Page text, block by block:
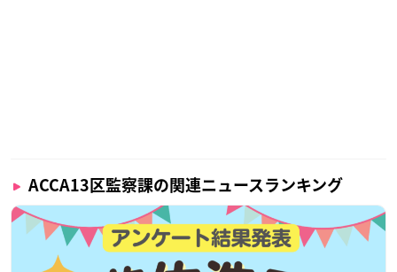
ACCA13区監察課の関連ニュースランキング